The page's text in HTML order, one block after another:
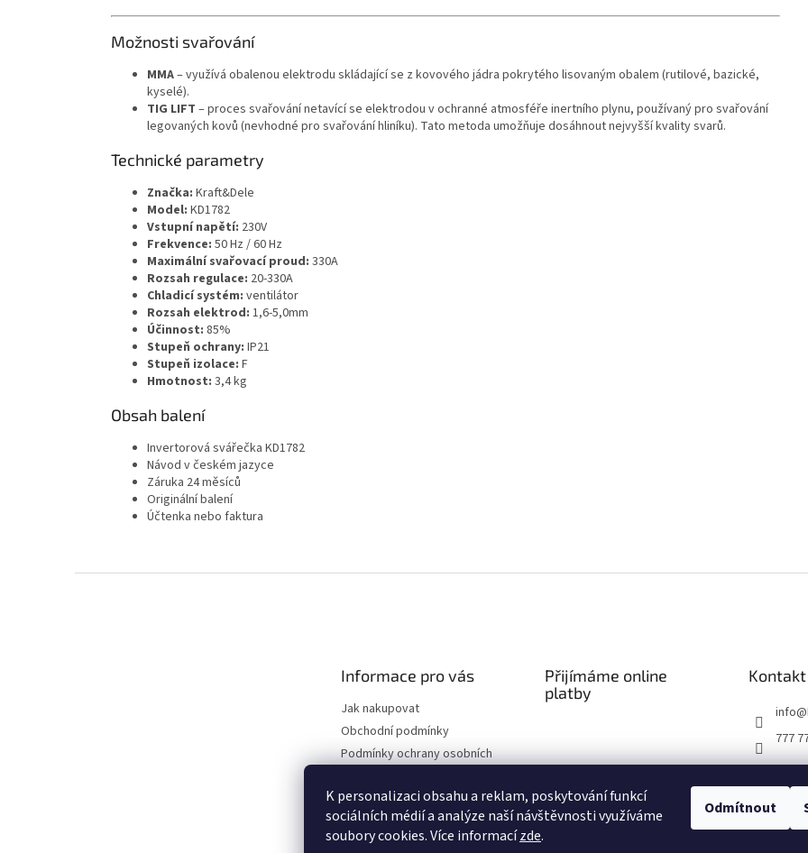
K personalizaci obsahu a reklam, poskytování funkcí
sociálních médií a analýze naší návštěvnosti využíváme
soubory cookies. Více informacízde.
Odmítnout
Možnosti svařování
MMA– využívá obalenou elektrodu skládající se z kovového jádra pokrytého lisovaným obalem (rutilové, bazické,
kyselé).
TIG LIFT – proces svařování netavící se elektrodou v ochranné atmosféře inertního plynu, používaný pro svařování
legovaných kovů (nevhodné pro svařování hliníku). Tato metoda umožňuje dosáhnout nejvyšší kvality svarů.
Technické parametry
Značka: Kraft&Dele
Model: KD1782
Vstupní napětí: 230V
Frekvence: 50 Hz / 60 Hz
Maximální svařovací proud: 330A
Rozsah regulace: 20-330A
Chladicí systém: ventilátor
Rozsah elektrod: 1,6-5,0mm
Účinnost: 85%
Stupeň ochrany: IP21
Stupeň izolace: F
Hmotnost: 3,4 kg
Obsah balení
Invertorová svářečka KD1782
Návod v českém jazyce
Záruka 24 měsíců
Originální balení
Účtenka nebo faktura
Informace pro vás
Jak nakupovat
Obchodní podmínky
Podmínky ochrany osobních
Vrácení zboží do 14 dnů
Reklamační řád
Přijímáme online
platby
Kontakt
info@
777